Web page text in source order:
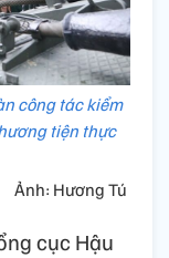
công tác kiểm
tiện thực
Ảnh: Hương Tú
cục Hậu